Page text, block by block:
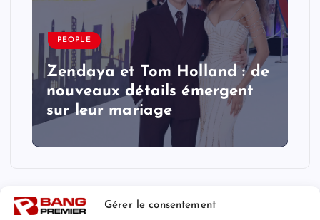
Gérer le consentement
PEOPLE
Zendaya et Tom Holland : de
nouveaux détails émergent
sur leur mariage